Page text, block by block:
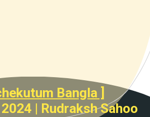
Bangla ]
| Rudraksh Sahoo